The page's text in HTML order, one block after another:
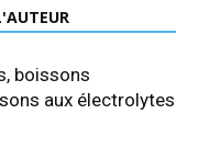
boissons
aux électrolytes